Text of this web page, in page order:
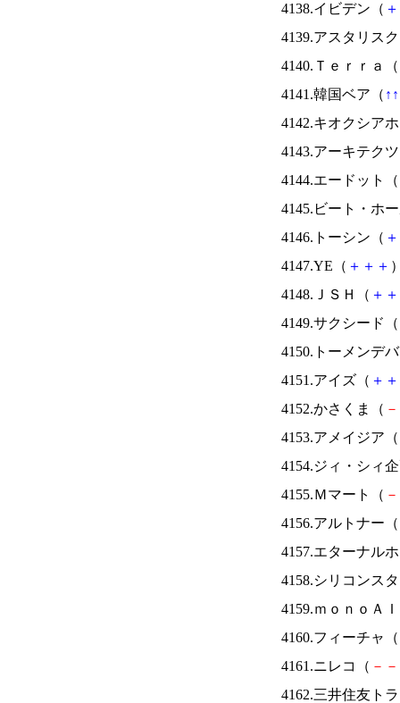
4138.イビデン（ ＋
4139.アスタリス
4140.Ｔｅｒｒａ（
4141.韓国ベア（ ↑ ↑
4142.キオクシア
4143.アーキテク
4144.エードット（
4145.ビート・ホ
4146.トーシン（ ＋
4147.YE（ ＋ ＋ ＋
4148.ＪＳＨ（ ＋ ＋
4149.サクシード（
4150.トーメンデ
4151.アイズ（ ＋ ＋
4152.かさくま（ －
4153.アメイジア（
4154.ジィ・シィ
4155.Ｍマート（ －
4156.アルトナー（
4157.エターナル
4158.シリコンス
4159.ｍｏｎｏＡ
4160.フィーチャ（
4161.ニレコ（ － －
4162.三井住友ト